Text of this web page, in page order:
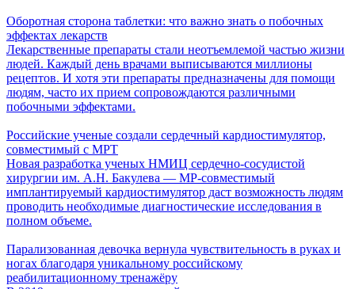
Оборотная сторона таблетки: что важно знать о побочных
эффектах лекарств
Лекарственные препараты стали неотъемлемой частью жизни
людей. Каждый день врачами выписываются миллионы
рецептов. И хотя эти препараты предназначены для помощи
людям, часто их прием сопровождаются различными
побочными эффектами.
Российские ученые создали сердечный кардиостимулятор,
совместимый с МРТ
Новая разработка ученых НМИЦ сердечно-сосудистой
хирургии им. А.Н. Бакулева — МР-совместимый
имплантируемый кардиостимулятор даст возможность людям
проводить необходимые диагностические исследования в
полном объеме.
Парализованная девочка вернула чувствительность в руках и
ногах благодаря уникальному российскому
реабилитационному тренажёру